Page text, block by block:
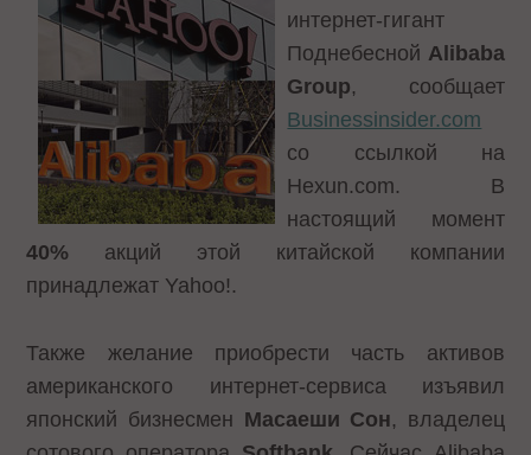
интернет-гигант
Поднебесной Alibaba
Group, сообщает
Businessinsider.com
со ссылкой на
Hexun.com. В
настоящий момент
40% акций этой китайской компании
принадлежат Yahoo!.
Также желание приобрести часть активов
американского интернет-сервиса изъявил
японский бизнесмен Масаеши Сон, владелец